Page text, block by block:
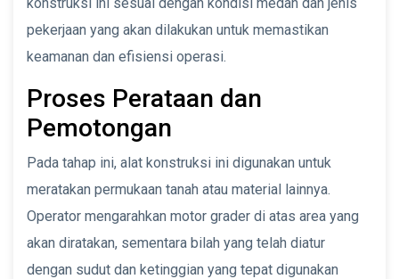
pekerjaan yang akan dilakukan untuk memastikan
keamanan dan efisiensi operasi.
Proses Perataan dan
Pemotongan
Pada tahap ini, alat konstruksi ini digunakan untuk
meratakan permukaan tanah atau material lainnya.
Operator mengarahkan motor grader di atas area yang
akan diratakan, sementara bilah yang telah diatur
dengan sudut dan ketinggian yang tepat digunakan